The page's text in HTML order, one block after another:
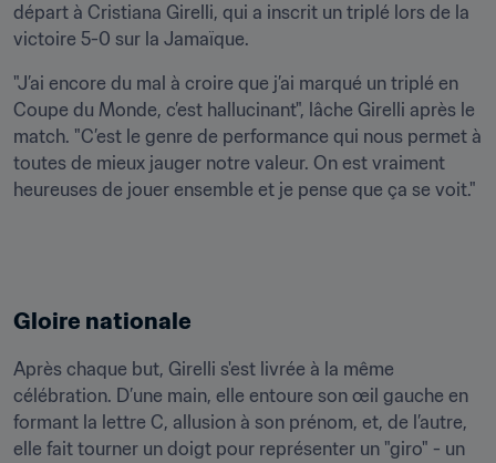
départ à Cristiana Girelli, qui a inscrit un triplé lors de la
victoire 5-0 sur la Jamaïque.
"J’ai encore du mal à croire que j’ai marqué un triplé en
Coupe du Monde, c’est hallucinant", lâche Girelli après le
match. "C’est le genre de performance qui nous permet à
toutes de mieux jauger notre valeur. On est vraiment
heureuses de jouer ensemble et je pense que ça se voit."
Gloire nationale
Après chaque but, Girelli s'est livrée à la même
célébration. D’une main, elle entoure son œil gauche en
formant la lettre C, allusion à son prénom, et, de l’autre,
elle fait tourner un doigt pour représenter un "giro" - un